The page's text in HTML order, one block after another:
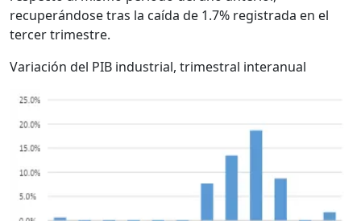
recuperándose tras la caída de 1.7% registrada en el
tercer trimestre.
Variación del PIB industrial, trimestral interanual